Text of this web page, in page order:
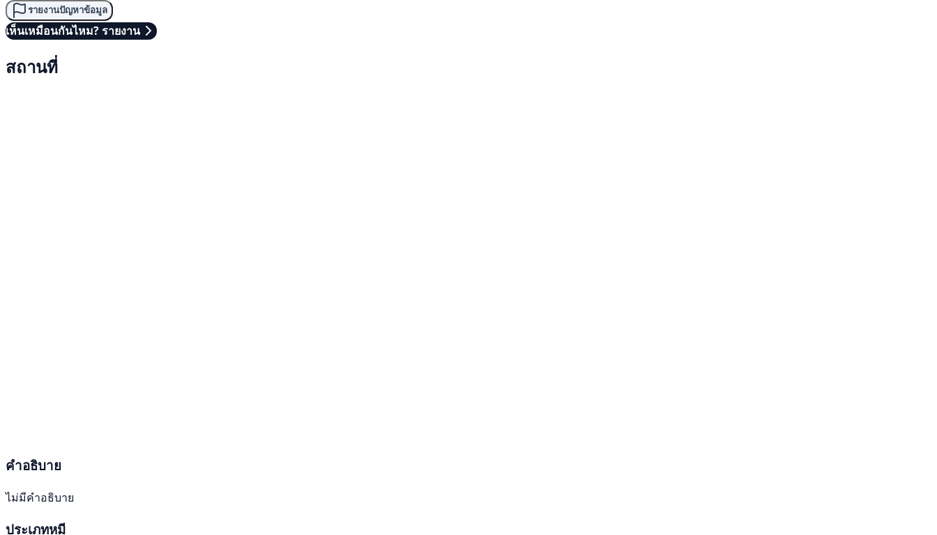
รายงานปัญหาข้อมูล
เห็นเหมือนกันไหม? รายงาน
สถานที่
คำอธิบาย
ไม่มีคำอธิบาย
ประเภทหมี